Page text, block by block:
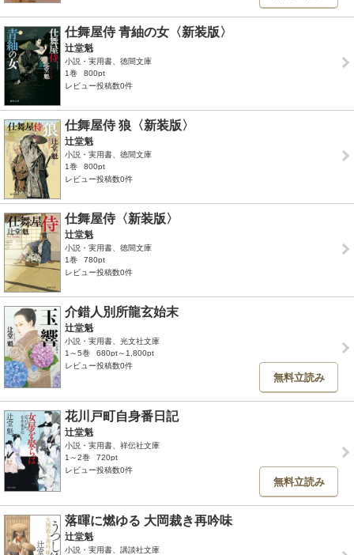
仕舞屋侍 青紬の女〈新装版〉
辻堂魁
小説・実用書、徳間文庫
1巻
800pt
レビュー投稿数0件
仕舞屋侍 狼〈新装版〉
辻堂魁
小説・実用書、徳間文庫
1巻
800pt
レビュー投稿数0件
仕舞屋侍〈新装版〉
辻堂魁
小説・実用書、徳間文庫
1巻
780pt
レビュー投稿数0件
介錯人別所龍玄始末
辻堂魁
小説・実用書、光文社文庫
1～5巻
680pt～1,800pt
レビュー投稿数0件
無料立読み
花川戸町自身番日記
辻堂魁
小説・実用書、祥伝社文庫
1～2巻
720pt
レビュー投稿数0件
無料立読み
落暉に燃ゆる 大岡裁き再吟味
辻堂魁
小説・実用書、講談社文庫